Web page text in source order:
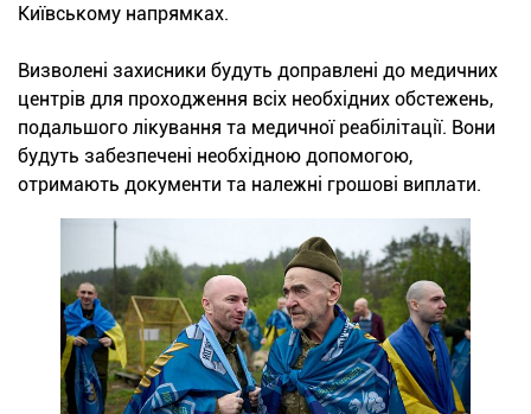
Київському напрямках.
Визволені захисники будуть доправлені до медичних
центрів для проходження всіх необхідних обстежень,
подальшого лікування та медичної реабілітації. Вони
будуть забезпечені необхідною допомогою,
отримають документи та належні грошові виплати.